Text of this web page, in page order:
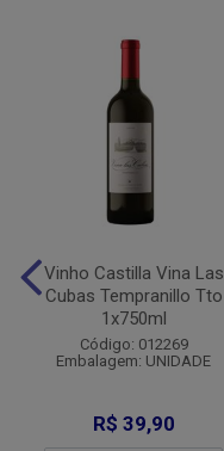
Vinho Castilla Vina Las
Cubas Tempranillo Tto
1x750ml
Código: 012269
Embalagem: UNIDADE
R$ 39,90